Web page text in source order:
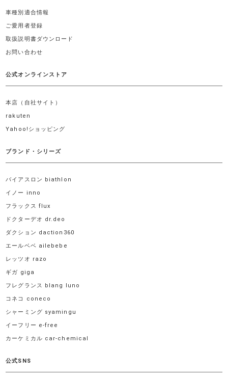
車種別適合情報
ご愛用者登録
取扱説明書ダウンロード
お問い合わせ
公式オンラインストア
本店（自社サイト）
rakuten
Yahoo!ショッピング
ブランド・シリーズ
バイアスロン biathlon
イノー inno
フラックス flux
ドクターデオ dr.deo
ダクション daction360
エールベベ ailebebe
レッツオ razo
ギガ giga
フレグランス blang luno
コネコ coneco
シャーミング syamingu
イーフリー e-free
カーケミカル car-chemical
公式SNS